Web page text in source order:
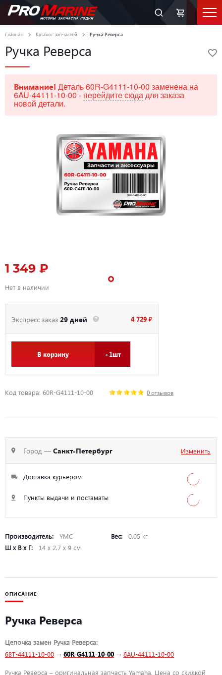
Главная Каталог запчастей Ручка Реверса
Ручка Реверса
Внимание! Деталь 60R-G4111-10-00 заменена на
6AU-44111-10-00 - перейдите сюдадля заказа
новой детали.
1 349 ₽
Нет в наличии
Экспресс заказ 29 дней 4 729 ₽
В корзину +1шт
Код товара: 60R-G4111-10-00 0 отзывов
Город — Санкт-Петербург Изменить
Доставка курьером
Пункты выдачи и постаматы
Производитель: YMC Вес:
0.05 кг
Ш х В х Г:
14 х 2.7 х 9 см
ОПИСАНИЕ
Ручка Реверса
Цепочка замен Ручка Реверса:
68T-44111-10-00 → 60R-G4111-10-00 → 6AU-44111-10-00
Ручка Реверса – оригинальная запчасть Yamaha. Цена со скидкой